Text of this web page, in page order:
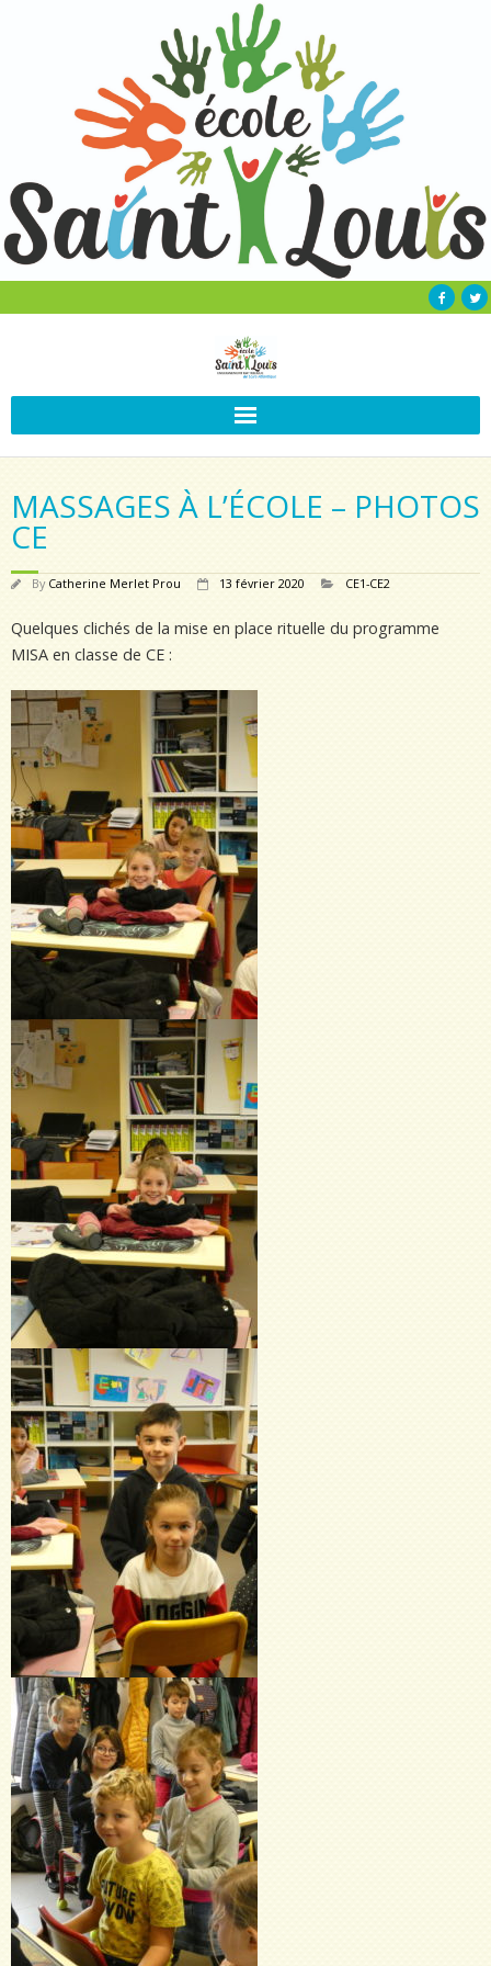
MASSAGES À L’ÉCOLE – PHOTOS
CE
By Catherine Merlet Prou 13 février 2020 CE1-CE2
Quelques clichés de la mise en place rituelle du programme
MISA en classe de CE :